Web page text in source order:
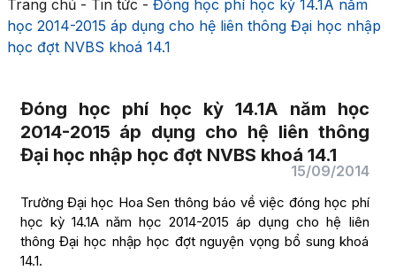
Trang chủ- Tin tức - Đóng học phí học kỳ 14.1A năm
học 2014-2015 áp dụng cho hệ liên thông Đại học nhập
học đợt NVBS khoá 14.1
Đóng học phí học kỳ 14.1A năm học
2014-2015 áp dụng cho hệ liên thông
Đại học nhập học đợt NVBS khoá 14.1
15/09/2014
Trường Đại học Hoa Sen thông báo về việc đóng học phí
học kỳ 14.1A năm học 2014-2015 áp dụng cho hệ liên
thông Đại học nhập học đợt nguyện vọng bổ sung khoá
14.1.